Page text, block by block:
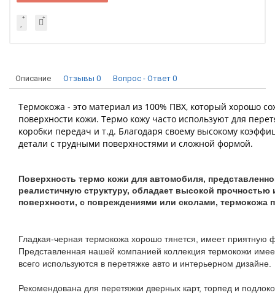
Описание Отзывы 0 Вопрос - Ответ 0
Термокожа - это материал из 100% ПВХ, который хорошо
поверхности кожи. Термо кожу часто используют для
коробки передач и т.д. Благодаря своему высокому
детали с трудными поверхностями и сложной формой.
Поверхность термо кожи для автомобиля,
реалистичную структуру, обладает высокой
поверхности, с повреждениями или сколами, термокожа
Гладкая-черная термокожа хорошо тянется, имеет
Представленная нашей компанией коллекция термокожи
всего используются в перетяжке авто и интерьерном дизайне.
Рекомендована для перетяжки дверных карт, торпед и